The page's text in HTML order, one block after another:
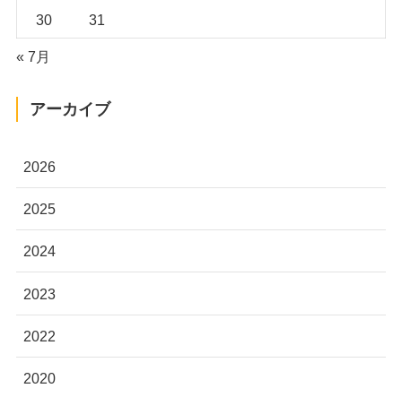
30 31
« 7月
アーカイブ
2026
2025
2024
2023
2022
2020